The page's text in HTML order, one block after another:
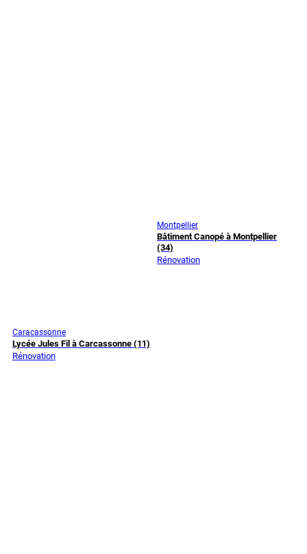
Caracassonne
Lycée Jules Fil à Carcassonne (11)
Rénovation
Montpellier
Bâtiment Canopé à Montpellier
(34)
Rénovation